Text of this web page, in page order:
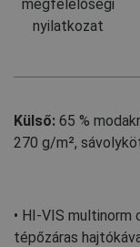
megfelelőségi
nyilatkozat
Külső: 65 %
270 g/m²,
• HI-VIS multinorm
tépőzáras